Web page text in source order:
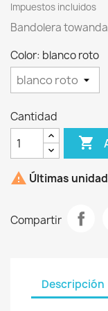
Impuestos incluidos
Bandolera
Color: blanco roto
Cantidad

 Últimas
Compartir
Descripción